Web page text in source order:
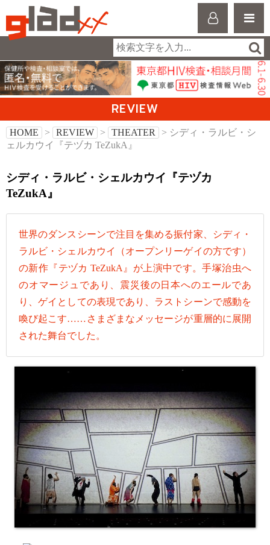
REVIEW
HOME > REVIEW > THEATER
> シディ・ラルビ・シ
ェルカウイ『テヅカ TeZukA』
シディ・ラルビ・シェルカウイ『テヅカ
TeZukA』
世界のダンスシーンで注目を集める振付家、シディ・
ラルビ・シェルカウイ（オープンリーゲイの方です）
の新作『テヅカ TeZukA』が上演中です。手塚治虫へ
のオマージュであり、震災後の日本へのエールであ
り、ゲイとしての表現であり、ラストシーンで感動を
喚び起こす……さまざまなメッセージが重層的に展開
された舞台でした。